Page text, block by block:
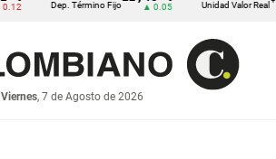
Dep. Término Fijo ▲ 0.05 Unidad Valor Real ▲
Viernes, 7 de Agosto de 2026